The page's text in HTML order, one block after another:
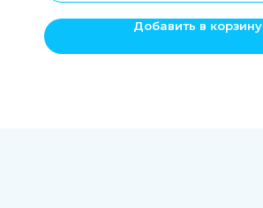
Добавить в корзину
ОГРНИП 1234700033270
ИНН 4705106620
ОБЩЕСТВО С ОГРАНИЧЕННОЙ